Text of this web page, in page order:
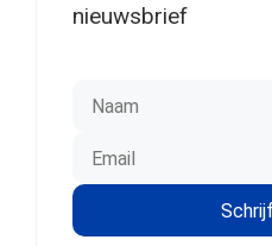
nieuwsbrief